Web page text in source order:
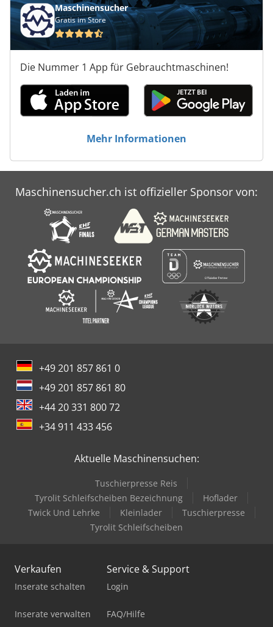
ein leistungsstarkes und präzises Werkzeug, auf das Sie
nicht mehr verzichten wollen! Unterschiedliche
Anbaugeräte wie Personenkorb, Winde oder Schaufel
stehen für diesen Teleskopgabelstapler bereit. 3. Ventil,
Heizung, Vollkabine, Klimaanlage,
Maschinensucher
Gratis im Store
Die Nummer 1 App für Gebrauchtmaschinen!
Mehr Informationen
Maschinensucher.ch ist offizieller Sponsor von:
+49 201 857 861 0
+49 201 857 861 80
+44 20 331 800 72
+34 911 433 456
Aktuelle Maschinensuchen:
Tuschierpresse Reis
Tyrolit Schleifscheiben Bezeichnung
Hoflader
Twick Und Lehrke
Kleinlader
Tuschierpresse
Tyrolit Schleifscheiben
Verkaufen
Inserate schalten
Inserate verwalten
Service & Support
Login
FAQ/Hilfe